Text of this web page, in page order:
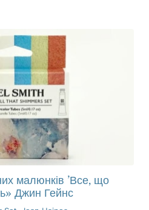
малюнків ’Все, що
Джин Гейнс